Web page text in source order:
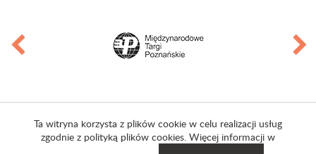
Ta witryna korzysta z plików cookie w celu realizacji usług
zgodnie z polityką plików cookies. Więcej informacji w